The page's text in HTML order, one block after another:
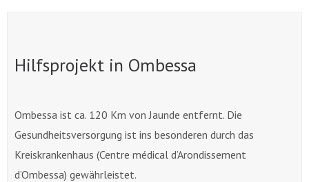
Hilfsprojekt in Ombessa
Ombessa ist ca. 120 Km von Jaunde entfernt. Die
Gesundheitsversorgung ist ins besonderen durch das
Kreiskrankenhaus (Centre médical d’Arondissement
d’Ombessa) gewährleistet.